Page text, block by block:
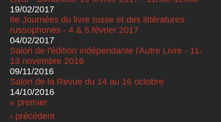
19/02/2017
8e Journées du livre russe et des littératures
russophones - 4 & 5 février 2017
04/02/2017
Salon de l'édition indépendante l'Autre Livre - 11-
13 novembre 2016
09/11/2016
Salon de la Revue du 14 au 16 octobre
14/10/2016
Pages
« premier
‹ précédent